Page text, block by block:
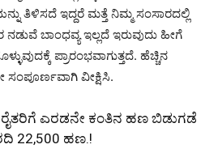
ತಿಳಿಸದೆ ಇದ್ದರೆ ಮತ್ತೆ ನಿಮ್ಮ ಸಂಸಾರದಲ್ಲಿ
ಬಾಂಧವ್ಯ ಇಲ್ಲದೆ ಇರುವುದು ಹೀಗೆ
ಪ್ರಾರಂಭವಾಗುತ್ತದೆ. ಹೆಚ್ಚಿನ
ವೀಕ್ಷಿಸಿ.
ಎರಡನೇ ಕಂತಿನ ಹಣ ಬಿಡುಗಡೆ
22,500 ಹಣ.!